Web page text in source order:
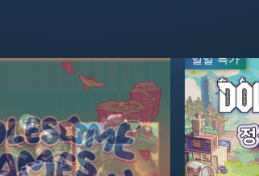
일일 특가
일일 특가